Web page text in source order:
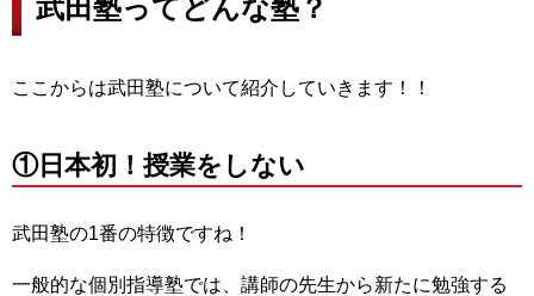
武田塾ってどんな塾？
ここからは武田塾について紹介していきます！！
①日本初！授業をしない
武田塾の1番の特徴ですね！
一般的な個別指導塾では、講師の先生から新たに勉強する